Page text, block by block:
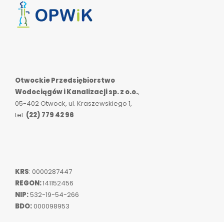
Otwockie Przedsiębiorstwo
Wodociągów i Kanalizacji sp. z o.o.,
05-402 Otwock, ul. Kraszewskiego 1,
tel. (22) 779 42 96
KRS: 0000287447
REGON:141152456
NIP:532-19-54-266
BDO:000098953